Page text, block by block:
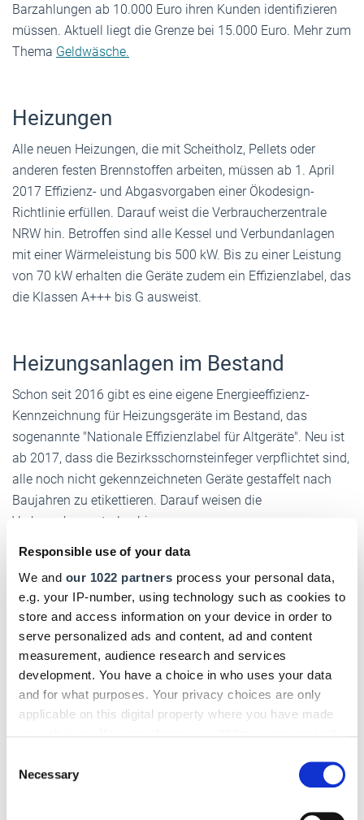
Responsible use of your data
We and our 1022 partners process your personal data,
e.g. your IP-number, using technology such as cookies to
store and access information on your device in order to
serve personalized ads and content, ad and content
measurement, audience research and services
development. You have a choice in who uses your data
and for what purposes. Your privacy choices are only
applicable on this digital property where you have made
the Privacy trigger icon.
Selection
Necessary
Barzahlungen ab 10.000 Euro ihren Kunden identifizieren
müssen. Aktuell liegt die Grenze bei 15.000 Euro. Mehr zum
Thema Geldwäsche.
Heizungen
Alle neuen Heizungen, die mit Scheitholz, Pellets oder
anderen festen Brennstoffen arbeiten, müssen ab 1. April
2017 Effizienz- und Abgasvorgaben einer Ökodesign-
Richtlinie erfüllen. Darauf weist die Verbraucherzentrale
NRW hin. Betroffen sind alle Kessel und Verbundanlagen
mit einer Wärmeleistung bis 500 kW. Bis zu einer Leistung
von 70 kW erhalten die Geräte zudem ein Effizienzlabel, das
die Klassen A+++ bis G ausweist.
Heizungsanlagen im Bestand
Schon seit 2016 gibt es eine eigene Energieeffizienz-
Kennzeichnung für Heizungsgeräte im Bestand, das
sogenannte "Nationale Effizienzlabel für Altgeräte". Neu ist
ab 2017, dass die Bezirksschornsteinfeger verpflichtet sind,
alle noch nicht gekennzeichneten Geräte gestaffelt nach
Baujahren zu etikettieren. Darauf weisen die
Verbraucherzentralen hin.
HU-Scheinwerferprüfrichtlinie
Für Werkstätten, die auch Hauptuntersuchungen
durchführen, läuft Ende des Jahres der Bestandsschutz für
alte Scheinwerfereinstellgeräte ab. Erfüllen die Geräte ab
dem1. Januar 2017 nicht die Anforderungen, dürfen keine
Untersuchungen mehr vorgenommen werden.
Insolvenzanfechtung